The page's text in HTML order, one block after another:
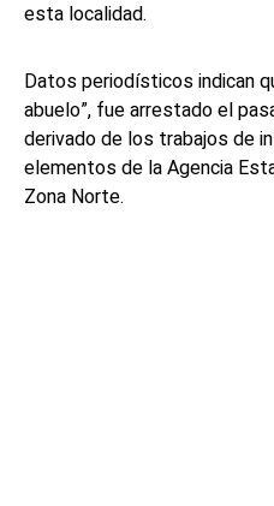
esta localidad.
Datos periodísticos indican
abuelo”, fue arrestado el
derivado de los trabajos de
elementos de la Agencia
Zona Norte.